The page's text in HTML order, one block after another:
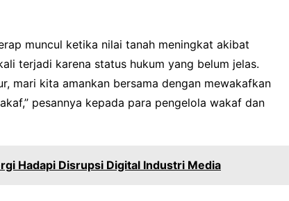
muncul ketika nilai tanah meningkat akibat
terjadi karena status hukum yang belum jelas.
mari kita amankan bersama dengan mewakafkan
pesannya kepada para pengelola wakaf dan
Hadapi Disrupsi Digital Industri Media